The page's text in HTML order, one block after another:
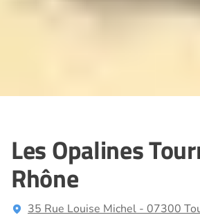
Les Opalines
Rhône
35 Rue Louise Michel - 07300